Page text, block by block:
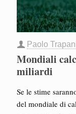
Paolo
Mondiali
miliardi
Se le stime
del mondiale di